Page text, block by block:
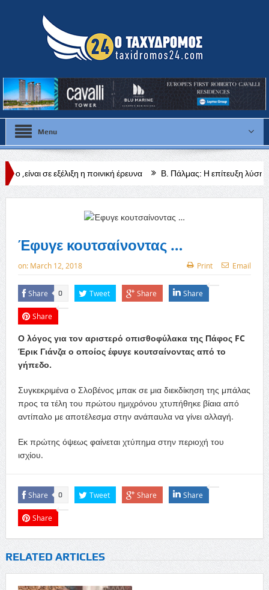
Menu
η ποινική έρευνα Β. Πάλμας: Η επίτευξη λύσης θα είναι ο
Έφυγε κουτσαίνοντας …
on: March 12, 2018 Print Email
Share 0 Tweet Share Share
Share
Ο λόγος για τον αριστερό οπισθοφύλακα της Πάφος FC
Έρικ Γιάνζα ο οποίος έφυγε κουτσαίνοντας από το
γήπεδο.
Συγκεκριμένα ο Σλοβένος μπακ σε μια διεκδίκηση της μπάλας
προς τα τέλη του πρώτου ημιχρόνου χτυπήθηκε βίαια από
αντίπαλο με αποτέλεσμα στην ανάπαυλα να γίνει αλλαγή.
Εκ πρώτης όψεως φαίνεται χτύπημα στην περιοχή του
ισχίου.
Share 0 Tweet Share Share
Share
RELATED ARTICLES